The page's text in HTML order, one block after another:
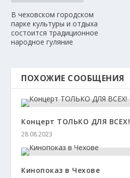
В чеховском городском
парке культуры и отдыха
состоится традиционное
народное гуляние
ПОХОЖИЕ СООБЩЕНИЯ
Концерт ТОЛЬКО ДЛЯ ВСЕХ!
28.08.2023
Кинопоказ в Чехове